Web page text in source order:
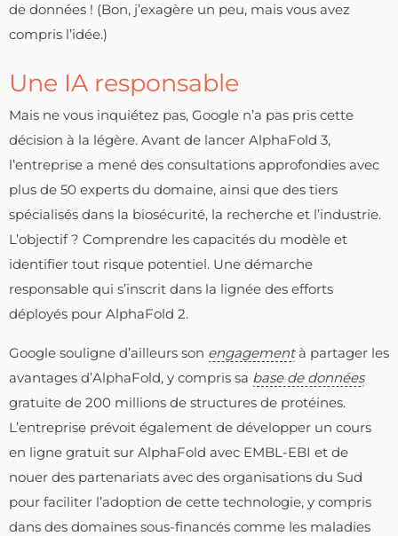
de données ! (Bon, j’exagère un peu, mais vous avez
compris l’idée.)
Une IA responsable
Mais ne vous inquiétez pas, Google n’a pas pris cette
décision à la légère. Avant de lancer AlphaFold 3,
l’entreprise a mené des consultations approfondies avec
plus de 50 experts du domaine, ainsi que des tiers
spécialisés dans la biosécurité, la recherche et l’industrie.
L’objectif ? Comprendre les capacités du modèle et
identifier tout risque potentiel. Une démarche
responsable qui s’inscrit dans la lignée des efforts
déployés pour AlphaFold 2.
Google souligne d’ailleurs son engagementà partager les
avantages d’AlphaFold, y compris sa base de données
gratuite de 200 millions de structures de protéines.
L’entreprise prévoit également de développer un cours
en ligne gratuit sur AlphaFold avec EMBL-EBI et de
nouer des partenariats avec des organisations du Sud
pour faciliter l’adoption de cette technologie, y compris
dans des domaines sous-financés comme les maladies